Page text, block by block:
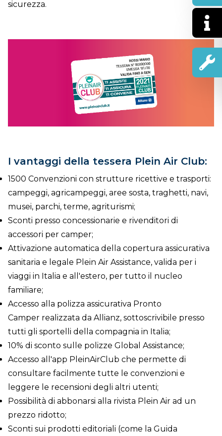
sicurezza.
I vantaggi della tessera Plein Air Club:
1500 Convenzioni con strutture ricettive e trasporti:
campeggi, agricampeggi, aree sosta, traghetti, navi,
musei, parchi, terme, agriturismi;
Sconti presso concessionarie e rivenditori di
accessori per camper;
Attivazione automatica della copertura assicurativa
sanitaria e legale Plein Air Assistance, valida per i
viaggi in Italia e all'estero, per tutto il nucleo
familiare;
Accesso alla polizza assicurativa Pronto
Camper realizzata da Allianz, sottoscrivibile presso
tutti gli sportelli della compagnia in Italia;
10% di sconto sulle polizze Global Assistance;
Accesso all'app PleinAirClub che permette di
consultare facilmente tutte le convenzioni e
leggere le recensioni degli altri utenti;
Possibilità di abbonarsi alla rivista Plein Air ad un
prezzo ridotto;
Sconti sui prodotti editoriali (come la Guida